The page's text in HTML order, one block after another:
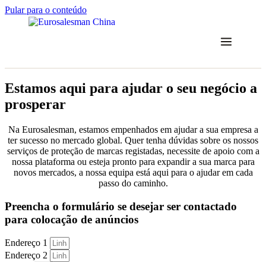
Pular para o conteúdo
Estamos aqui para ajudar o seu negócio a
prosperar
Na Eurosalesman, estamos empenhados em ajudar a sua empresa a
ter sucesso no mercado global. Quer tenha dúvidas sobre os nossos
serviços de proteção de marcas registadas, necessite de apoio com a
nossa plataforma ou esteja pronto para expandir a sua marca para
novos mercados, a nossa equipa está aqui para o ajudar em cada
passo do caminho.
Preencha o formulário se desejar ser contactado
para colocação de anúncios
Endereço 1
Endereço 2